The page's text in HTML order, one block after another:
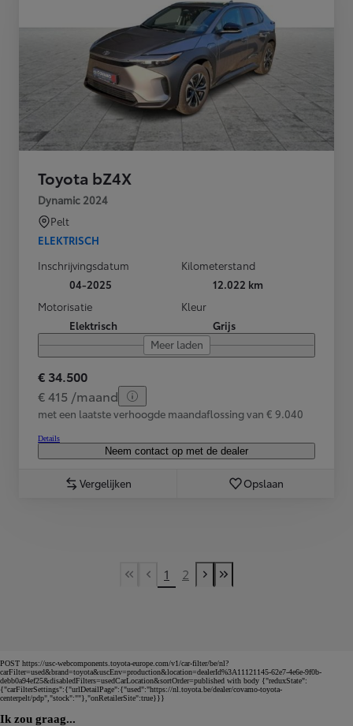
Toyota bZ4X
Dynamic 2024
Pelt
ELEKTRISCH
Inschrijvingsdatum
04-2025
Kilometerstand
12.022 km
Motorisatie
Elektrisch
Kleur
Grijs
Meer laden
€ 34.500
€ 415 /maand
met een laatste verhoogde maandaflossing van € 9.040
Details
Neem contact op met de dealer
Vergelijken Opslaan
First Page
Previous page
1 2
Next page
Last Page
POST https://usc-webcomponents.toyota-europe.com/v1/car-filter/be/nl?
carFilter=used&brand=toyota&uscEnv=production&location=dealerId%3A11121145-62e7-4e6e-9f0b-
debb0a94ef25&disabledFilters=usedCarLocation&sortOrder=published with body {"reduxState":
{"carFilterSettings":{"urlDetailPage":{"used":"https://nl.toyota.be/dealer/covamo-toyota-
centerpelt/pdp","stock":""},"onRetailerSite":true}}}
Ik zou graag...